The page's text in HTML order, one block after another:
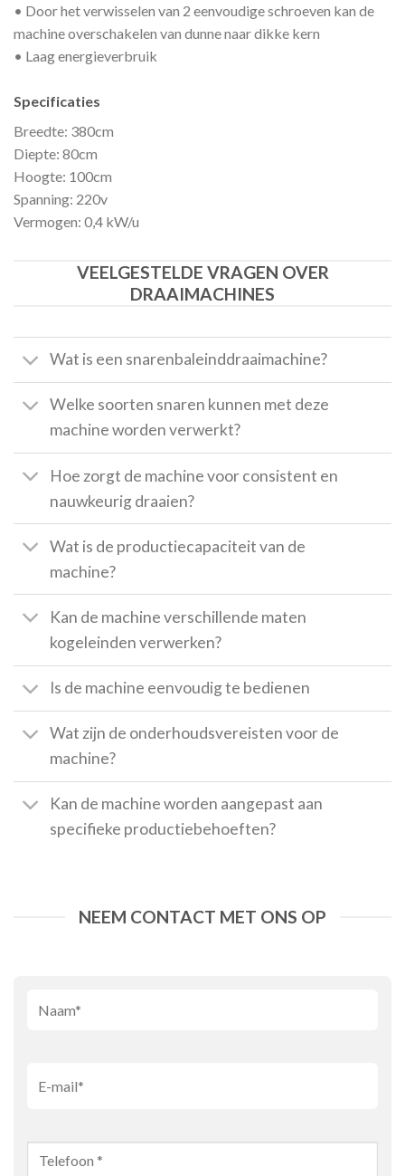
• Door het verwisselen van 2 eenvoudige schroeven kan de
machine overschakelen van dunne naar dikke kern
• Laag energieverbruik
Specificaties
Breedte: 380cm
Diepte: 80cm
Hoogte: 100cm
Spanning: 220v
Vermogen: 0,4 kW/u
VEELGESTELDE VRAGEN OVER
DRAAIMACHINES
Wat is een snarenbaleinddraaimachine?
Welke soorten snaren kunnen met deze
machine worden verwerkt?
Hoe zorgt de machine voor consistent en
nauwkeurig draaien?
Wat is de productiecapaciteit van de
machine?
Kan de machine verschillende maten
kogeleinden verwerken?
Is de machine eenvoudig te bedienen
Wat zijn de onderhoudsvereisten voor de
machine?
Kan de machine worden aangepast aan
specifieke productiebehoeften?
NEEM CONTACT MET ONS OP